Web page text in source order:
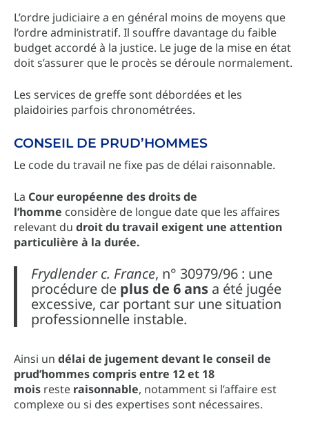
L’ordre judiciaire a en général moins de moyens que
l’ordre administratif. Il souffre davantage du faible
budget accordé à la justice. Le juge de la mise en état
doit s’assurer que le procès se déroule normalement.
Les services de greffe sont débordées et les
plaidoiries parfois chronométrées.
CONSEIL DE PRUD’HOMMES
Le code du travail ne fixe pas de délai raisonnable.
La Cour européenne des droits de
l’homme considère de longue date que les affaires
relevant du droit du travail exigent une attention
particulière à la durée.
Frydlender c. France, n° 30979/96 : une
procédure de plus de 6 ans a été jugée
excessive, car portant sur une situation
professionnelle instable.
Ainsi un délai de jugement devant le conseil de
prud’hommes compris entre 12 et 18
mois reste raisonnable, notamment si l’affaire est
complexe ou si des expertises sont nécessaires.